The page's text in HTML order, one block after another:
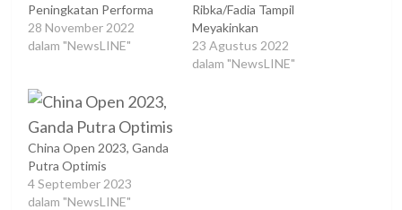
Peningkatan Performa
28 November 2022
dalam "NewsLINE"
Ribka/Fadia Tampil
Meyakinkan
23 Agustus 2022
dalam "NewsLINE"
China Open 2023, Ganda
Putra Optimis
4 September 2023
dalam "NewsLINE"